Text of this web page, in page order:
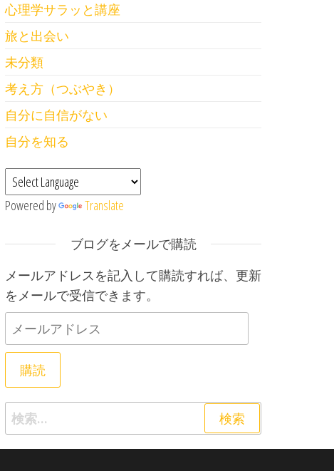
心理学サラッと講座
旅と出会い
未分類
考え方（つぶやき）
自分に自信がない
自分を知る
Powered by Translate
ブログをメールで購読
メールアドレスを記入して購読すれば、更新
をメールで受信できます。
メールアドレス
購読
検索: